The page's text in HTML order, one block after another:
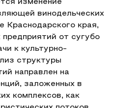
изменение
винодельческих
Краснодарского края,
от сугубо
к культурно-
структуры
направлен на
заложенных в
комплексов, как